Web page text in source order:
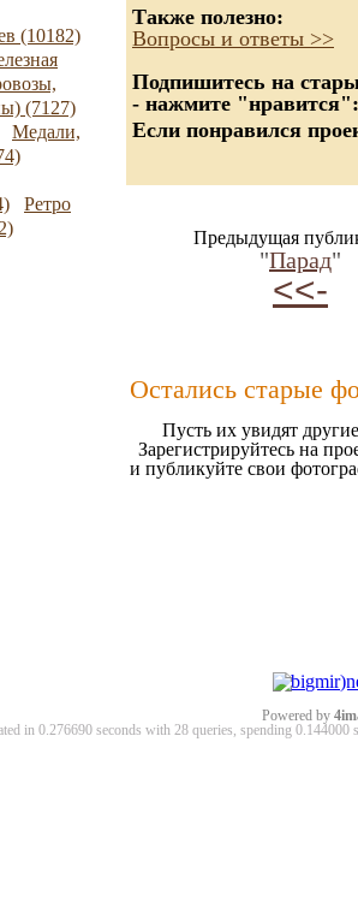
(10182)
(7127)
Медали,
Ретро
Также полезно:
Вопросы и ответы >>
Подпишитесь на
- нажмите "нравится":
Если понравился
Предыдущая
"Парад"
<<-
Остались старые
Пусть их увидят
Зарегистрируйтесь на
и публикуйте свои
Powered by
in 0.276690 seconds with 28 queries, spending